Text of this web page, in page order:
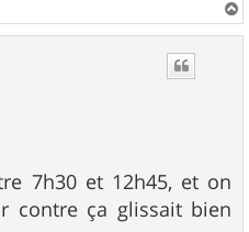
a
7h30 et 12h45, et on
contre ça glissait bien